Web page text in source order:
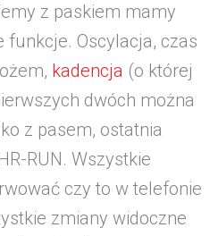
z paskiem mamy
funkcje. Oscylacja, czas
kadencja (o której
dwóch można
z pasem, ostatnia
RUN. Wszystkie
czy to w telefonie
zmiany widoczne